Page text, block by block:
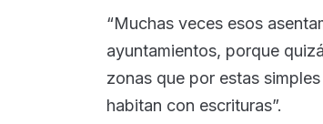
“Muchas veces esos
ayuntamientos, porque
zonas que por estas
habitan con escrituras”.